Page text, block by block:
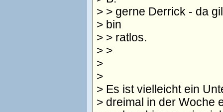
> > gerne Derrick - da
> bin
> > ratlos.
> >
>
>
> Es ist vielleicht ein
> dreimal in der Woche